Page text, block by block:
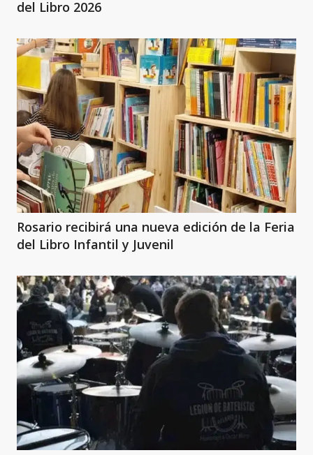
del Libro 2026
Rosario recibirá una nueva edición de la Feria
del Libro Infantil y Juvenil